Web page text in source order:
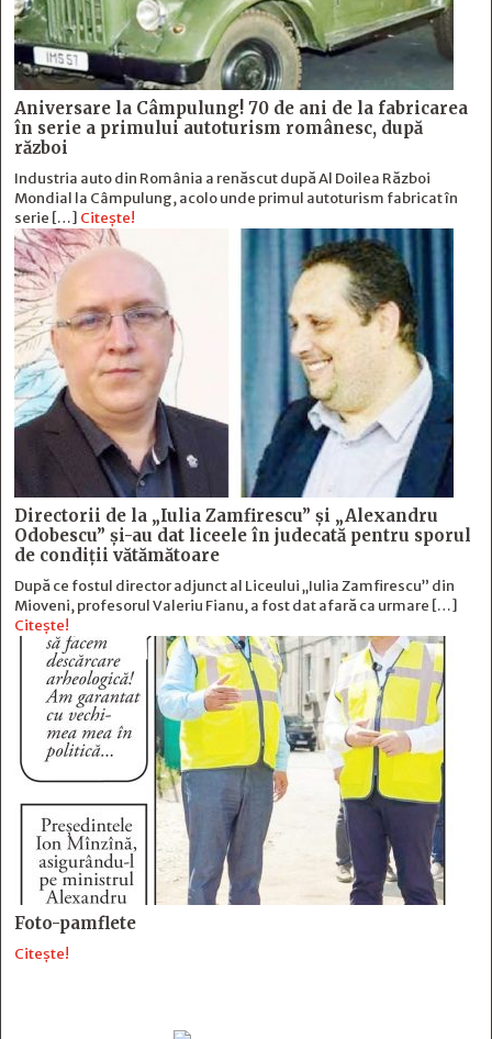
Aniversare la Câmpulung! 70 de ani de la fabricarea
în serie a primului autoturism românesc, după
război
Industria auto din România a renăscut după Al Doilea Război
Mondial la Câmpulung, acolo unde primul autoturism fabricat în
serie […] Citește!
Directorii de la „Iulia Zamfirescu” și „Alexandru
Odobescu” și-au dat liceele în judecată pentru sporul
de condiții vătămătoare
După ce fostul director adjunct al Liceului „Iulia Zamfirescu” din
Mioveni, profesorul Valeriu Fianu, a fost dat afară ca urmare […]
Citește!
Foto-pamflete
Citește!